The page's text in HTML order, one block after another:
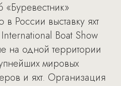
«Буревестник»
России выставку яхт
Boat Show
на одной территории
мировых
и яхт. Организация